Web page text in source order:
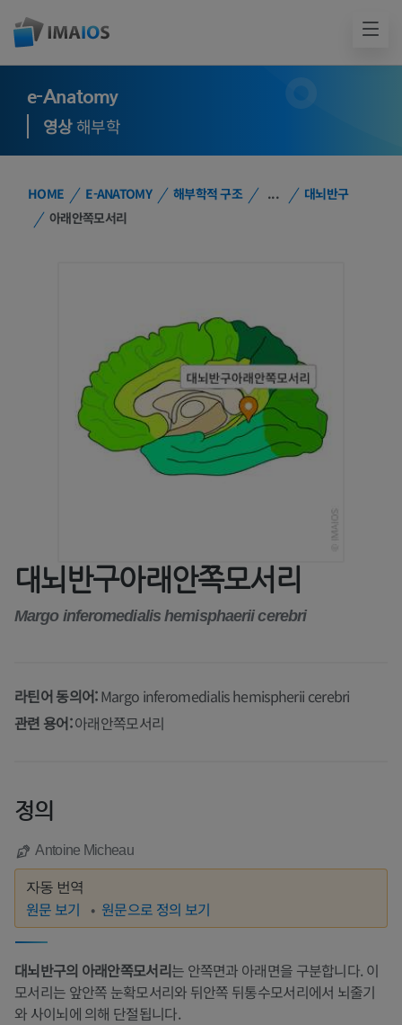
e-Anatomy
영상해부학
HOME E-ANATOMY 해부학적 구조 ...
대뇌반구
아래안쪽모서리
대뇌반구아래안쪽모서리
Margo inferomedialis hemisphaerii cerebri
라틴어 동의어:Margo inferomedialis hemispherii cerebri
관련 용어:아래안쪽모서리
정의
Antoine Micheau
자동 번역
원문 보기 원문으로 정의 보기
대뇌반구의 아래안쪽모서리는 안쪽면과 아래면을 구분합니다. 이
모서리는 앞안쪽 눈확모서리와 뒤안쪽 뒤통수모서리에서 뇌줄기
와 사이뇌에 의해 단절됩니다.